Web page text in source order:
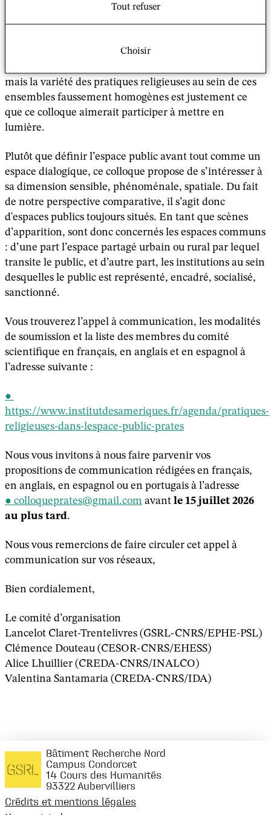
américains et européens dans lesquels le catholicisme a
été institutionnellement hégémonique dans le passé
à établir un dénominateur commun afin de faciliter la
mais la variété des pratiques religieuses au sein de ces
ensembles faussement homogènes est justement ce
que ce colloque aimerait participer à mettre en
lumière.
Plutôt que définir l’espace public avant tout comme un
espace dialogique, ce colloque propose de s’intéresser à
sa dimension sensible, phénoménale, spatiale. Du fait
de notre perspective comparative, il s’agit donc
d'espaces publics toujours situés. En tant que scènes
d’apparition, sont donc concernés les espaces communs
: d’une part l’espace partagé urbain ou rural par lequel
transite le public, et d’autre part, les institutions au sein
desquelles le public est représenté, encadré, socialisé,
sanctionné.
Vous trouverez l’appel à communication, les modalités
de soumission et la liste des membres du comité
scientifique en français, en anglais et en espagnol à
l’adresse suivante :
https://www.institutdesameriques.fr/agenda/pratiques-
religieuses-dans-lespace-public-prates
Nous vous invitons à nous faire parvenir vos
propositions de communication rédigées en français,
en anglais, en espagnol ou en portugais à l’adresse
colloqueprates@gmail.com avant le 15 juillet 2026
au plus tard.
Nous vous remercions de faire circuler cet appel à
communication sur vos réseaux,
Bien cordialement,
Le comité d’organisation
Lancelot Claret-Trentelivres (GSRL-CNRS/EPHE-PSL)
Clémence Douteau (CESOR-CNRS/EHESS)
Alice Lhuillier (CREDA-CNRS/INALCO)
Valentina Santamaria (CREDA-CNRS/IDA)
Tout refuser
Choisir
Bâtiment Recherche Nord
Campus Condorcet
14 Cours des Humanités
93322 Aubervilliers
Crédits et mentions légales